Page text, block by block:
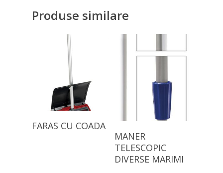
Produse similare
FARAS CU COADA
MANER
TELESCOPIC
DIVERSE MARIMI